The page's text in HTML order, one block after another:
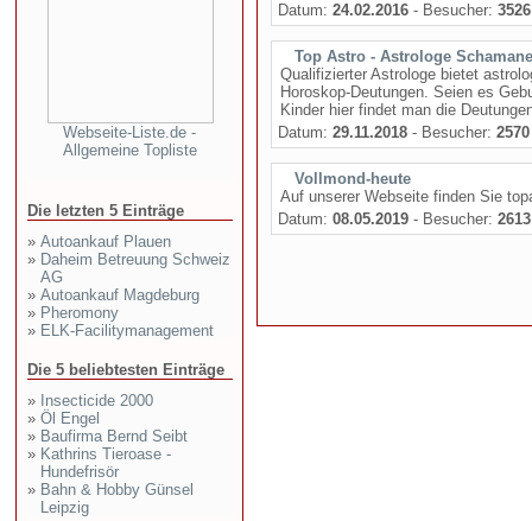
Webseite-Liste.de -
Allgemeine Topliste
Die letzten 5 Einträge
» Autoankauf Plauen
» Daheim Betreuung Schweiz
AG
» Autoankauf Magdeburg
» Pheromony
» ELK-Facilitymanagement
Die 5 beliebtesten Einträge
» Insecticide 2000
» Öl Engel
» Baufirma Bernd Seibt
» Kathrins Tieroase -
Hundefrisör
» Bahn & Hobby Günsel
Leipzig
Datum: 24.02.2016 - Besucher: 3526
Top Astro - Astrologe
Qualifizierter Astrologe bietet
Horoskop-Deutungen. Seien es
Kinder hier findet man die
Datum: 29.11.2018 - Besucher: 2570
Vollmond-heute
Auf unserer Webseite finden Sie
Datum: 08.05.2019 - Besucher: 2613